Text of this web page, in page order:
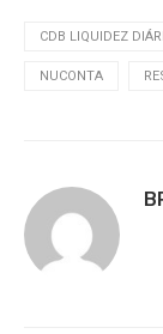
CDB LIQUIDEZ
NUCONTA